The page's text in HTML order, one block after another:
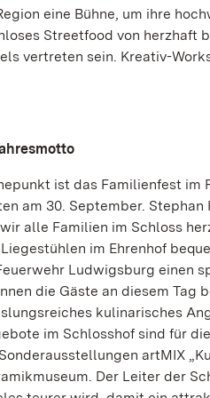
eine Bühne, um ihre
Streetfood von herzhaft
vertreten sein. Kreativ-
ist das Familienfest im
am 30. September.
alle Familien im Schloss
im Ehrenhof
Ludwigsburg einen
die Gäste an diesem Tag
kulinarisches
im Schlosshof sind für
artMIX
Der Leiter der